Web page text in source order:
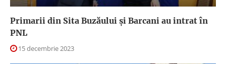
Primarii din Sita Buzăului și Barcani au intrat în
PNL
15 decembrie 2023